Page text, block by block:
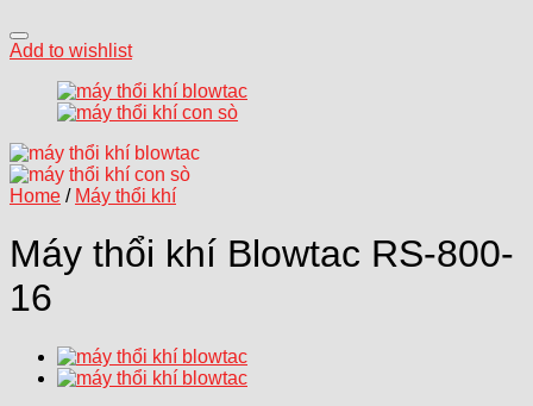
Add to wishlist
Home / Máy thổi khí
Máy thổi khí Blowtac RS-800-
16